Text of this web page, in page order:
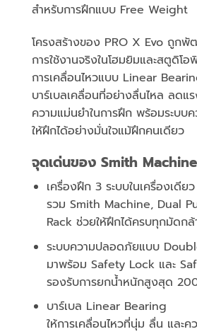
สำหรับการฝึกแบบ Free Weight
โครงสร้างของ PRO X Evo ถูก
การใช้งานจริงในโฮมยิมและสตูดิโ
การเคลื่อนไหวแบบ Linear
บาร์เบลเคลื่อนที่อย่างลื่นไหล ลดแ
ความแม่นยำในการฝึก พร้อมระบบ
ให้ฝึกได้อย่างมั่นใจแม้ฝึกคนเดียว
จุดเด่นของ Smith
เครื่องฝึก 3 ระบบในเครื่องเดียว
รวม Smith Machine, Dual
Rack ช่วยให้ฝึกได้ครบทุกมัดกล้
ระบบความปลอดภัยแบบ
มาพร้อม Safety Lock และ
รองรับการยกน้ำหนักสูงสุด
บาร์เบล Linear Bearing
ให้การเคลื่อนไหวที่นุ่ม ลื่น และค